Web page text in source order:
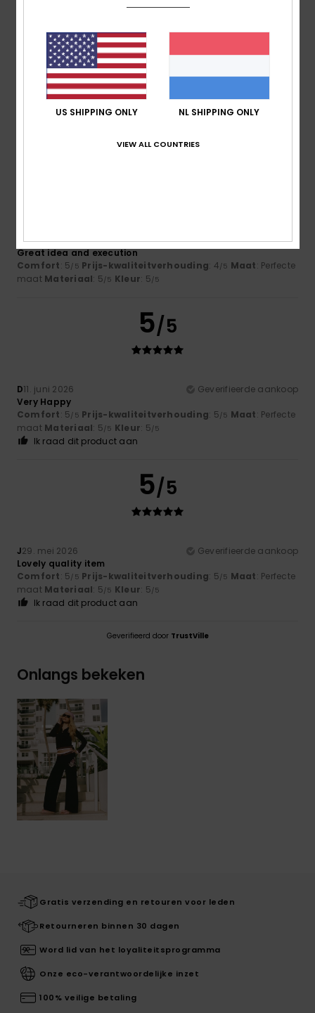
Te klein Te groot
Kleur
Christelle21. juni 2026
Geverifieerde aankoop
Great idea and execution
Comfort: 5/5 Prijs-kwaliteitverhouding: 4/5 Maat: Perfecte
maat Materiaal: 5/5 Kleur: 5/5
5/5
D11. juni 2026
Geverifieerde aankoop
Very Happy
Comfort: 5/5 Prijs-kwaliteitverhouding: 5/5 Maat: Perfecte
maat Materiaal: 5/5 Kleur: 5/5
Ik raad dit product aan
5/5
J29. mei 2026
Geverifieerde aankoop
Lovely quality item
Comfort: 5/5 Prijs-kwaliteitverhouding: 5/5 Maat: Perfecte
maat Materiaal: 5/5 Kleur: 5/5
Ik raad dit product aan
Geverifieerd door TrustVille
Onlangs bekeken
Gratis verzending en retouren voor leden
Retourneren binnen 30 dagen
Word lid van het loyaliteitsprogramma
Onze eco-verantwoordelijke inzet
100% veilige betaling
US SHIPPING ONLY NL SHIPPING ONLY
VIEW ALL COUNTRIES